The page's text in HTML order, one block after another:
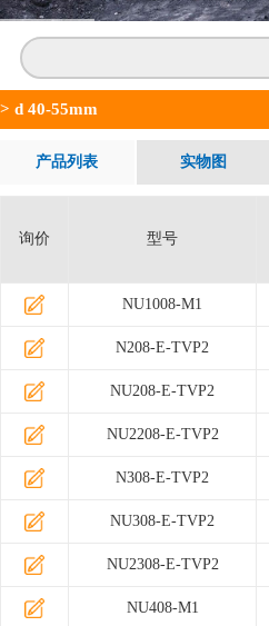
> d 40-55mm
产品列表 实物图
询价 型号
NU1008-M1
N208-E-TVP2
NU208-E-TVP2
NU2208-E-TVP2
N308-E-TVP2
NU308-E-TVP2
NU2308-E-TVP2
NU408-M1